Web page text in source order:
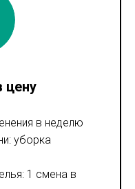
цену
в неделю
уборка
1 смена в